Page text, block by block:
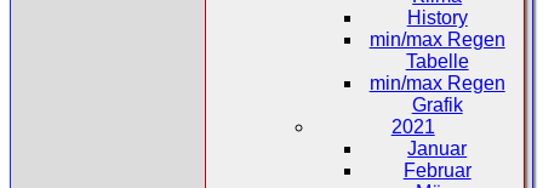
History
min/max Regen
Tabelle
min/max Regen
Grafik
2021
Januar
Februar